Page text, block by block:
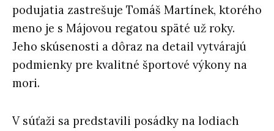
podujatia zastrešuje Tomáš Martínek, ktorého
meno je s Májovou regatou späté už roky.
Jeho skúsenosti a dôraz na detail vytvárajú
podmienky pre kvalitné športové výkony na
mori.
V súťaži sa predstavili posádky na lodiach